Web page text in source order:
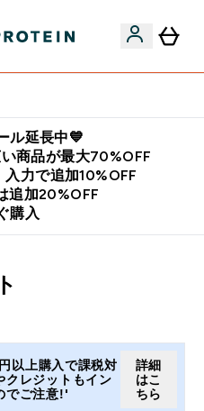
ル延長中💙
商品が最大70%OFF
入力で追加10%OFF
追加20%OFF
購入
以上購入で課税対
クレジットもイン
でご注意!'
詳細
はこ
ちら